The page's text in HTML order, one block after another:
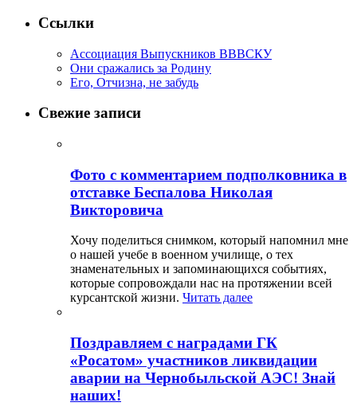
Ссылки
Ассоциация Выпускников ВВВСКУ
Они сражались за Родину
Его, Отчизна, не забудь
Свежие записи
Фото с комментарием подполковника в
отставке Беспалова Николая
Викторовича
Хочу поделиться снимком, который напомнил мне
о нашей учебе в военном училище, о тех
знаменательных и запоминающихся событиях,
которые сопровождали нас на протяжении всей
курсантской жизни. Читать далее
Поздравляем с наградами ГК
«Росатом» участников ликвидации
аварии на Чернобыльской АЭС! Знай
наших!